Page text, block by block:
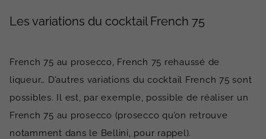
Les variations du cocktail French 75
French 75 au prosecco, French 75 rehaussé de
liqueur… D’autres variations du cocktail French 75 sont
possibles. Il est, par exemple, possible de réaliser un
French 75 au prosecco (prosecco qu’on retrouve
notamment dans le Bellini, pour rappel).